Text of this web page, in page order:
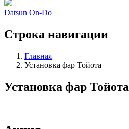
Datsun On-Do
Строка навигации
Главная
Установка фар Тойота
Установка фар Тойота